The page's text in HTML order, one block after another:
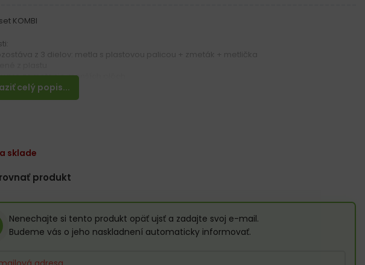
celý popis...
KOMBI
z 3 dielov: metla s plastovou palicou + zmeták + metlička
pre zametanie menších plôch
pomôcka v každej domácnosti
sklade
produkt
Nenechajte si tento produkt opäť ujsť a zadajte svoj e-mail.
Budeme vás o jeho naskladnení automaticky informovať.